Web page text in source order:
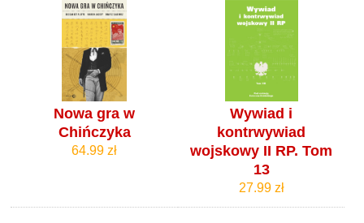
Nowa gra w
Chińczyka
64.99 zł
Wywiad i
kontrwywiad
wojskowy II RP. Tom
13
27.99 zł